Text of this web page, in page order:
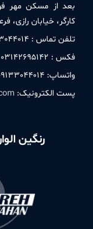
کارگر، خیابان رازی، فرعی ۱۶،
تلفن تماس : ۰۹۱٣٣۰۴۴۰۱۴ | ۰۹۱٣۱۲۵۰٧۵۱
فکس : ۰٣۱۴۲۶۹۵۱۴۲
واتساپ: ۰۹۱٣٣۰۴۴۰۱۴
پست الکترونیک:
رنگین